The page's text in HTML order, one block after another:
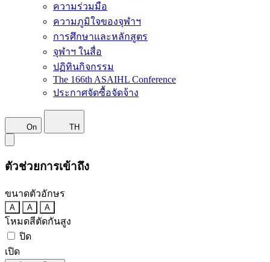
ความร่วมมือ
ความภูมิใจของจุฬาฯ
การศึกษาและหลักสูตร
จุฬาฯ ในสื่อ
ปฏิทินกิจกรรม
The 166th ASAIHL Conference
ประกาศจัดซื้อจัดจ้าง
On TH
ตัวช่วยการเข้าถึง
ขนาดตัวอักษร
A A A
โหมดสีตัดกันสูง
ปิด
เปิด